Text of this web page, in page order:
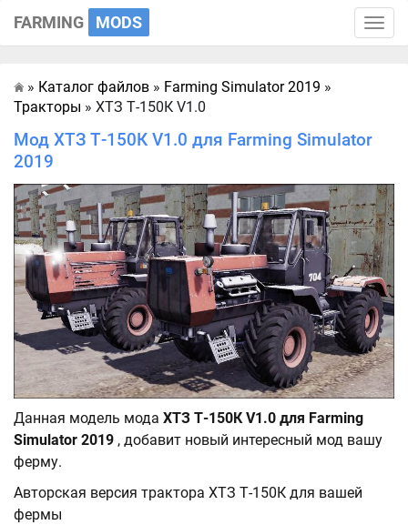
Toggle
FARMING MODS
Главная
» Каталог файлов » Farming Simulator 2019 »
Тракторы » ХТЗ Т-150К V1.0
Мод ХТЗ Т-150К V1.0 для Farming Simulator
2019
Данная модель мода ХТЗ Т-150К V1.0 для Farming
Simulator 2019 , добавит новый интересный мод вашу
ферму.
Авторская версия трактора ХТЗ Т-150К для вашей
фермы